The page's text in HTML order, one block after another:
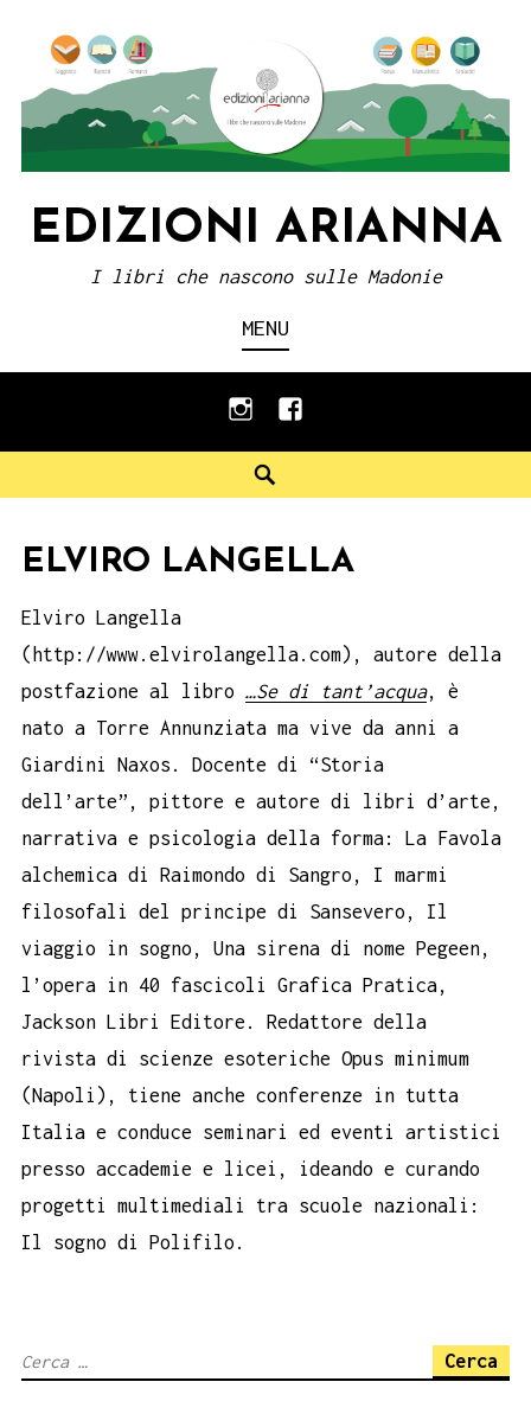
content
EDIZIONI ARIANNA
I libri che nascono sulle Madonie
MENU
instagramfacebook
ELVIRO LANGELLA
Elviro Langella
(http://www.elvirolangella.com), autore della
postfazione al libro …Se di tant’acqua, è
nato a Torre Annunziata ma vive da anni a
Giardini Naxos. Docente di “Storia
dell’arte”, pittore e autore di libri d’arte,
narrativa e psicologia della forma: La Favola
alchemica di Raimondo di Sangro, I marmi
filosofali del principe di Sansevero, Il
viaggio in sogno, Una sirena di nome Pegeen,
l’opera in 40 fascicoli Grafica Pratica,
Jackson Libri Editore. Redattore della
rivista di scienze esoteriche Opus minimum
(Napoli), tiene anche conferenze in tutta
Italia e conduce seminari ed eventi artistici
presso accademie e licei, ideando e curando
progetti multimediali tra scuole nazionali:
Il sogno di Polifilo.
Ricerca